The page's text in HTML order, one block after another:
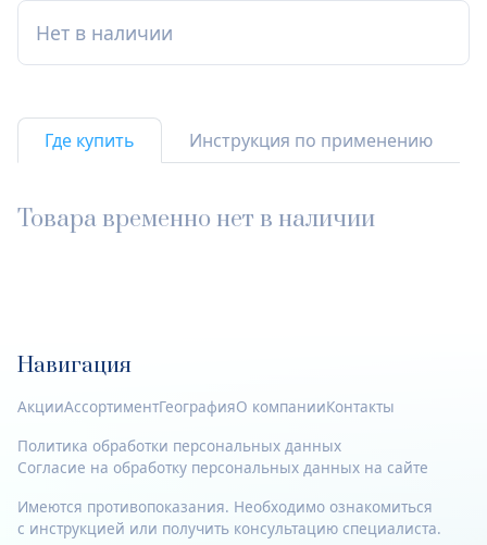
Нет в наличии
Где купить Инструкция по применению
Товара временно нет в наличии
Навигация
АкцииАссортиментГеографияО компанииКонтакты
Политика обработки персональных данных
Согласие на обработку персональных данных на сайте
Имеются противопоказания. Необходимо ознакомиться
с инструкцией или получить консультацию специалиста.